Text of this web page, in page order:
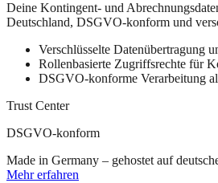
Deine Kontingent- und
Deutschland, DSGVO-konform und
Verschlüsselte Datenübertragung
Rollenbasierte Zugriffsrechte für
DSGVO-konforme Verarbeitung
Trust Center
DSGVO-konform
Made in Germany – gehostet auf
Mehr erfahren